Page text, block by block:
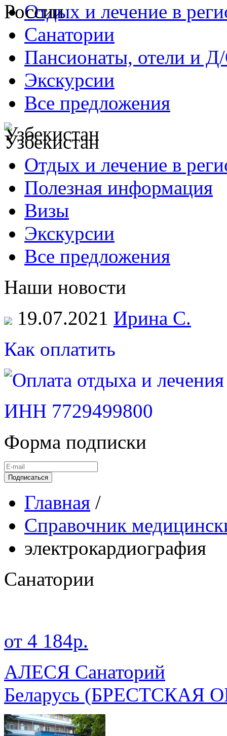
Отдых и лечение в
Санатории
Пансионаты, отели и
Экскурсии
Все предложения
Узбекистан
Отдых и лечение в
Полезная информация
Визы
Экскурсии
Все предложения
Наши новости
19.07.2021 Ирина С.
Как оплатить
ИНН 7729499800
Форма подписки
Подписаться
Главная /
Справочник
электрокардиография
Санатории
от 4 184р.
АЛЕСЯ Санаторий
Беларусь (БРЕСТСКАЯ